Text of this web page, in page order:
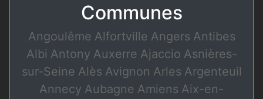
Communes
Angoulême Alfortville Angers Antibes
Albi Antony Auxerre Ajaccio Asnières-
sur-Seine Alès Avignon Arles Argenteuil
Annecy Aubagne Amiens Aix-en-